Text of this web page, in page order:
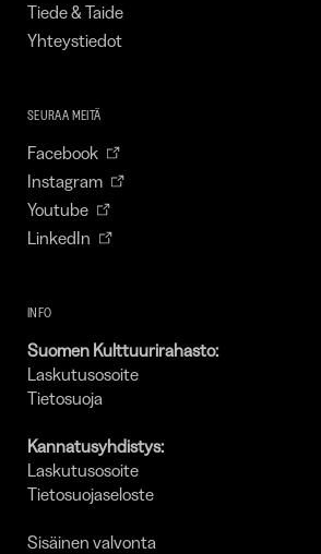
Tiede & Taide
Yhteystiedot
SEURAA MEITÄ
Facebook
Instagram
Youtube
LinkedIn
INFO
Suomen Kulttuurirahasto:
Laskutusosoite
Tietosuoja
Kannatusyhdistys:
Laskutusosoite
Tietosuojaseloste
Sisäinen valvonta